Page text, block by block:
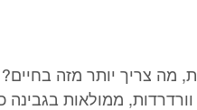
מה צריך יותר מזה בחיים?
ממולאות בגבינה